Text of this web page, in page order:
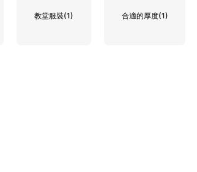
教堂服裝(1) 合適的厚度(1)